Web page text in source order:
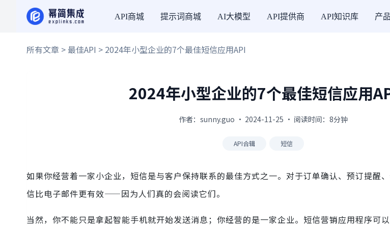
API商城 提示词商城 AI大模型 API提供商 API知识库 产
所有文章 > 最佳API > 2024年小型企业的7个最佳短信应用API
2024年小型企业的7个最佳短信应用
作者：sunny.guo · 2024-11-25 · 阅读时间：8分钟
API合辑 短信
如果你经营着一家小企业，短信是与客户保持联系的最佳方式之一。对于订单确认、预订提醒
信比电子邮件更有效——因为人们真的会阅读它们。
当然，你不能只是拿起智能手机就开始发送消息；你经营的是一家企业。短信营销应用程序可以